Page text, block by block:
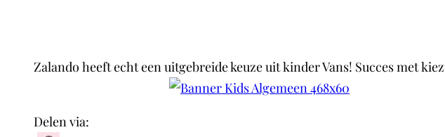
Zalando heeft echt een uitgebreide keuze uit kinder Vans! Succes met
Delen via: